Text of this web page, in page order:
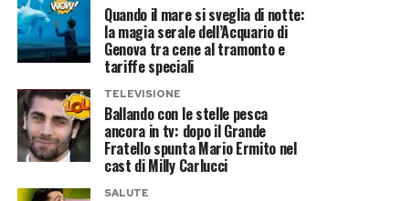
Quando il mare si sveglia di notte:
la magia serale dell’Acquario di
Genova tra cene al tramonto e
tariffe speciali
TELEVISIONE
Ballando con le stelle pesca
ancora in tv: dopo il Grande
Fratello spunta Mario Ermito nel
cast di Milly Carlucci
SALUTE